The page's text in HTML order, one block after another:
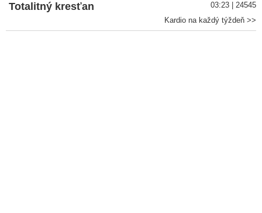
Totalitný kresťan
03:23 | 24545
Kardio na každý týždeň >>